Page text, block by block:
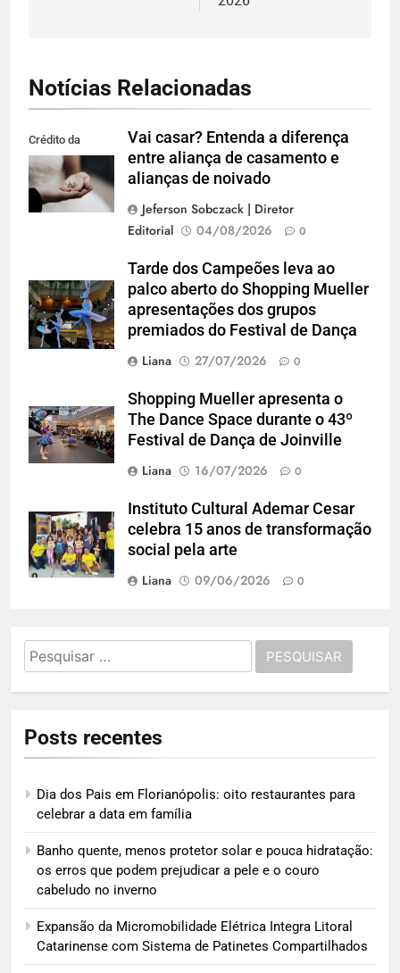
Notícias Relacionadas
Crédito da
imagem: Pexels
Vai casar? Entenda a diferença
entre aliança de casamento e
alianças de noivado
Jeferson Sobczack | Diretor
Editorial
04/08/2026 0
Tarde dos Campeões leva ao
palco aberto do Shopping Mueller
apresentações dos grupos
premiados do Festival de Dança
Liana
27/07/2026 0
Shopping Mueller apresenta o
The Dance Space durante o 43º
Festival de Dança de Joinville
Liana
16/07/2026 0
Instituto Cultural Ademar Cesar
celebra 15 anos de transformação
social pela arte
Liana
09/06/2026 0
Pesquisar
por:
Posts recentes
Dia dos Pais em Florianópolis: oito restaurantes para
celebrar a data em família
Banho quente, menos protetor solar e pouca hidratação:
os erros que podem prejudicar a pele e o couro
cabeludo no inverno
Expansão da Micromobilidade Elétrica Integra Litoral
Catarinense com Sistema de Patinetes Compartilhados